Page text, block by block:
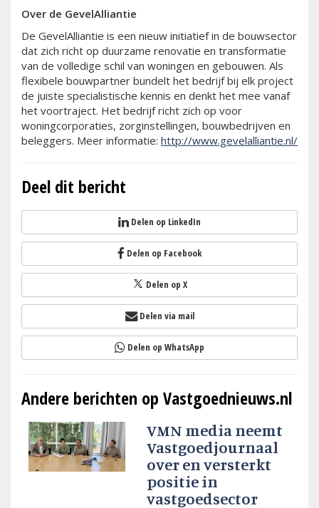
Over de GevelAlliantie
De GevelAlliantie is een nieuw initiatief in de bouwsector
dat zich richt op duurzame renovatie en transformatie
van de volledige schil van woningen en gebouwen. Als
flexibele bouwpartner bundelt het bedrijf bij elk project
de juiste specialistische kennis en denkt het mee vanaf
het voortraject. Het bedrijf richt zich op voor
woningcorporaties, zorginstellingen, bouwbedrijven en
beleggers. Meer informatie: http://www.gevelalliantie.nl/
Deel dit bericht
Delen op LinkedIn
Delen op Facebook
Delen op X
Delen via mail
Delen op WhatsApp
Andere berichten op Vastgoednieuws.nl
VMN media neemt
Vastgoedjournaal
over en versterkt
positie in
vastgoedsector